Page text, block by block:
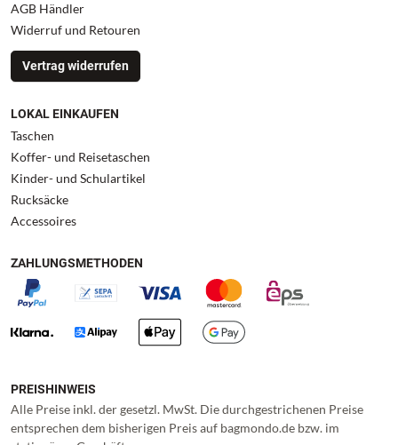
AGB Händler
Widerruf und Retouren
Vertrag widerrufen
LOKAL EINKAUFEN
Taschen
Koffer- und Reisetaschen
Kinder- und Schulartikel
Rucksäcke
Accessoires
ZAHLUNGSMETHODEN
PREISHINWEIS
Alle Preise inkl. der gesetzl. MwSt. Die durchgestrichenen Preise
entsprechen dem bisherigen Preis auf bagmondo.de bzw. im